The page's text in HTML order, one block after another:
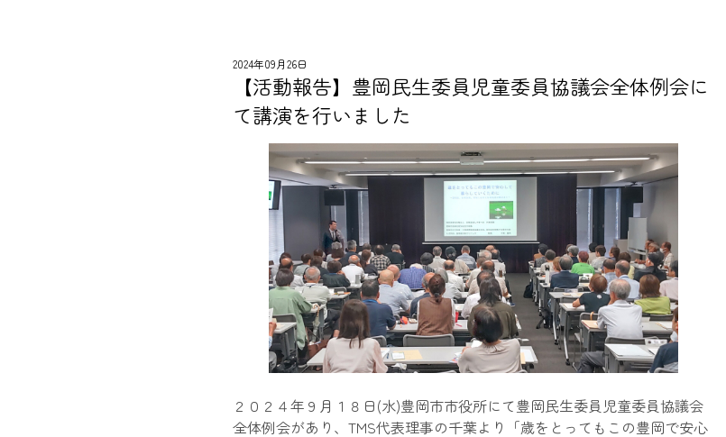
2024年09月26日
【活動報告】豊岡民生委員児童委員協議会全体例会に
て講演を行いました
２０２４年９月１８日(水)豊岡市市役所にて豊岡民生委員児童委員協議会
全体例会があり、TMS代表理事の千葉より「歳をとってもこの豊岡で安心